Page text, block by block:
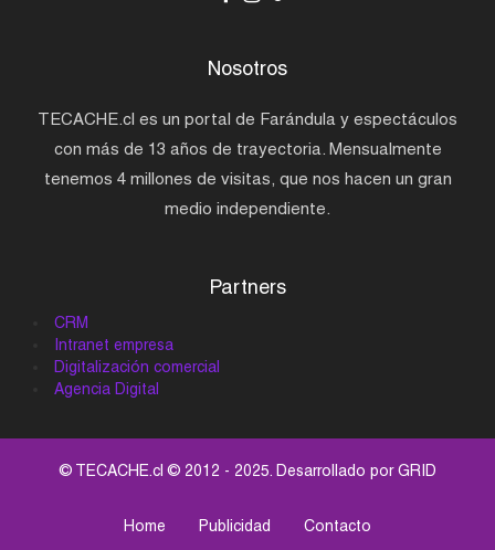
Nosotros
TECACHE.cl es un portal de Farándula y espectáculos
con más de 13 años de trayectoria. Mensualmente
tenemos 4 millones de visitas, que nos hacen un gran
medio independiente.
Partners
CRM
Intranet empresa
Digitalización comercial
Agencia Digital
© TECACHE.cl © 2012 - 2025. Desarrollado porGRID
Home Publicidad Contacto